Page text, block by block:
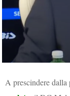
A prescindere